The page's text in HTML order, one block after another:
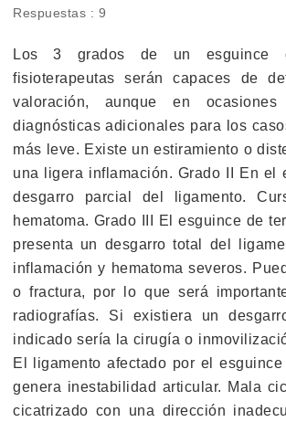
Respuestas : 9
Los 3 grados de un esguince
fisioterapeutas serán capaces de
valoración, aunque en
diagnósticas adicionales para los
más leve. Existe un estiramiento o
una ligera inflamación. Grado II En el
desgarro parcial del ligamento.
hematoma. Grado III El esguince de
presenta un desgarro total del
inflamación y hematoma severos.
o fractura, por lo que será
radiografías. Si existiera un
indicado sería la cirugía o
El ligamento afectado por el
genera inestabilidad articular. Mala
cicatrizado con una dirección